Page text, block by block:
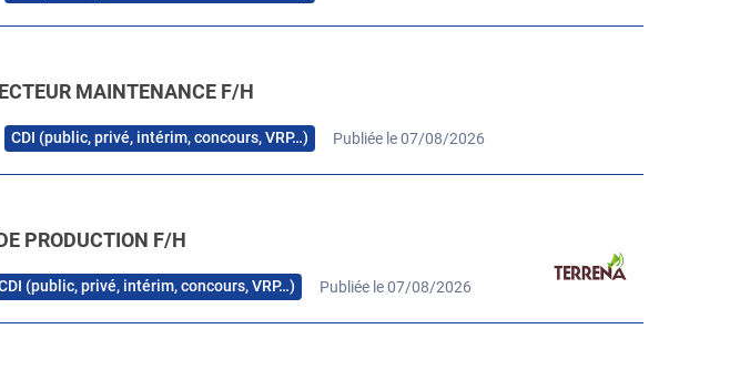
MAINTENANCE F/H
CDI (public, privé, intérim, concours, VRP…) Publiée le 07/08/2026
PRODUCTION F/H
(public, privé, intérim, concours, VRP…) Publiée le 07/08/2026